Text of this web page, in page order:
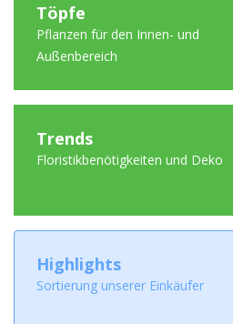
Töpfe
Pflanzen für den Innen- und
Außenbereich
Trends
Floristikbenötigkeiten und Deko
Highlights
Sortierung unserer Einkäufer